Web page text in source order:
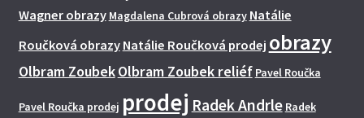
Wagner obrazy Magdalena Cubrová obrazy Natálie
Roučková obrazy Natálie Roučková prodej obrazy
Olbram ZoubekOlbram Zoubek reliéf Pavel Roučka
Pavel Roučka prodej prodej Radek Andrle Radek